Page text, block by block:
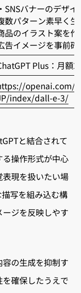
・SNSバナーのデザイ
数パターン素早く生
品のイラスト案を
告イメージを事前確
Plus：月額
openai.com/
index/dall-e-3/
と結合されて
操作形式が中心
現を扱いたい場
写を組み込む構
ジを反映しやす
の生成を抑制す
確保したうえで